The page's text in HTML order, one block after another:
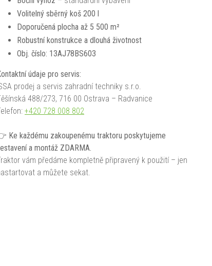
Volitelný sběrný koš 200 l
Doporučená plocha až 5 500 m²
Robustní konstrukce a dlouhá životnost
Obj. číslo: 13AJ78BS603
údaje pro servis:
prodej a servis zahradní techniky s.r.o.
488/273, 716 00 Ostrava – Radvanice
+420 728 008 802
Ke každému zakoupenému traktoru poskytujeme
a montáž ZDARMA.
vám předáme kompletně připravený k použití – jen
a můžete sekat.